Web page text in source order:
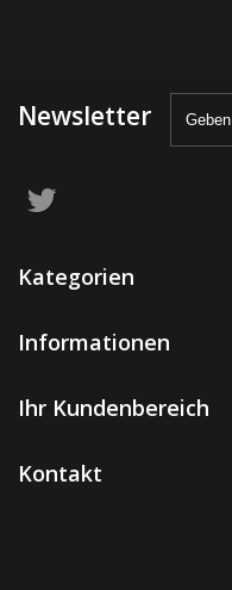
Newsletter
Kategorien
Informationen
Ihr Kundenbereich
Kontakt